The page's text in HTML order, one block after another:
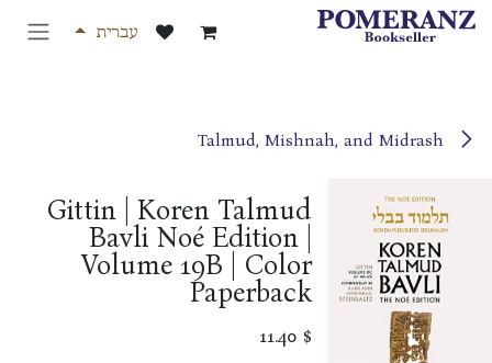
דלג לתוכן
עברית
Gittin | Koren Talmud
Bavli Noé Edition |
Volume 19B | Color
Paperback
$
11.40